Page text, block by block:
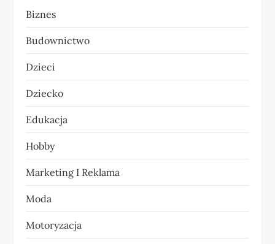
c
j
a
w
p
i
s
u
Biznes
Budownictwo
Dzieci
Dziecko
Edukacja
Hobby
Marketing I Reklama
Moda
Motoryzacja